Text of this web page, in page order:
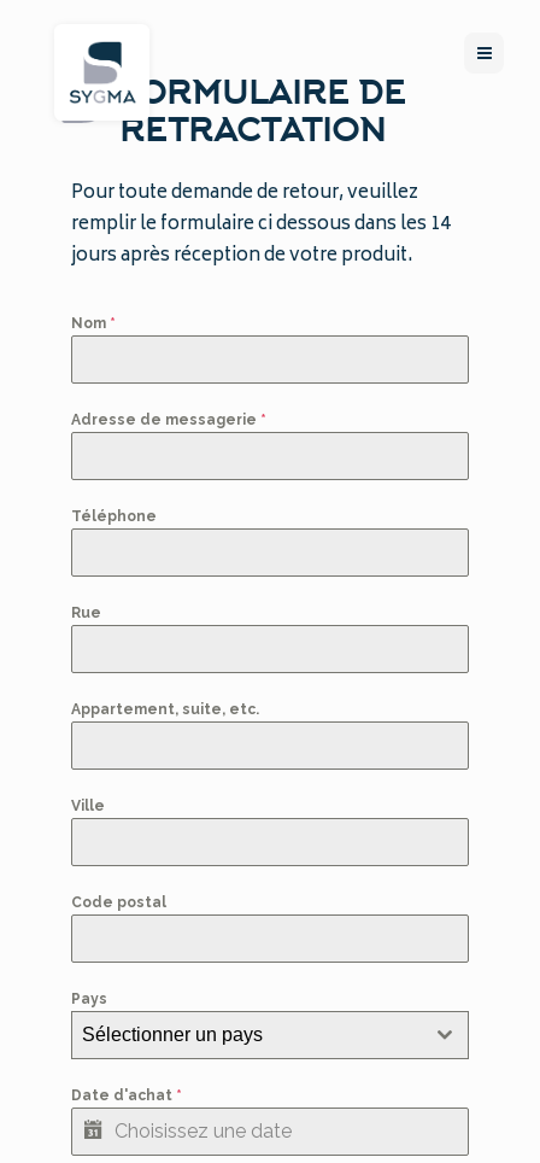
FORMULAIRE DE
RETRACTATION
Pour toute demande de retour, veuillez
remplir le formulaire ci dessous dans les 14
jours après réception de votre produit.
Nom *
Adresse de messagerie *
Téléphone
Rue
Appartement, suite, etc.
Ville
Code postal
Pays
Sélectionner un pays
Date d'achat *